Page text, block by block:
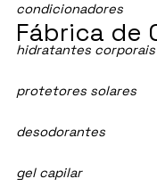
condicionadores
hidratantes corporais
protetores solares
desodorantes
gel capilar
Fábrica de